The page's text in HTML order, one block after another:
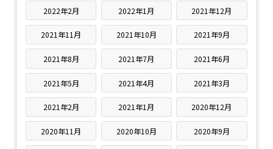
2022年2月 2022年1月 2021年12月
2021年11月 2021年10月 2021年9月
2021年8月 2021年7月 2021年6月
2021年5月 2021年4月 2021年3月
2021年2月 2021年1月 2020年12月
2020年11月 2020年10月 2020年9月